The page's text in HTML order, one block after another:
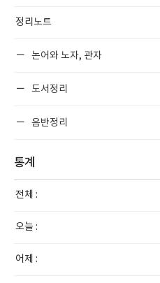
정리노트
논어와 노자, 관자
도서정리
음반정리
통계
전체 :
오늘 :
어제 :